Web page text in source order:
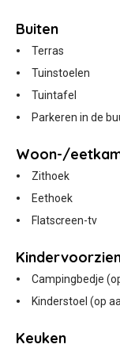
Buiten
Terras
Tuinstoelen
Tuintafel
Parkeren in de
Woon-/
Zithoek
Eethoek
Flatscreen-tv
Campingbedje
Kinderstoel (op
Keuken